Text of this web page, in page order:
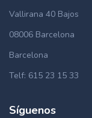
Vallirana 40 Bajos
08006 Barcelona
Barcelona
Telf: 615 23 15 33
Síguenos